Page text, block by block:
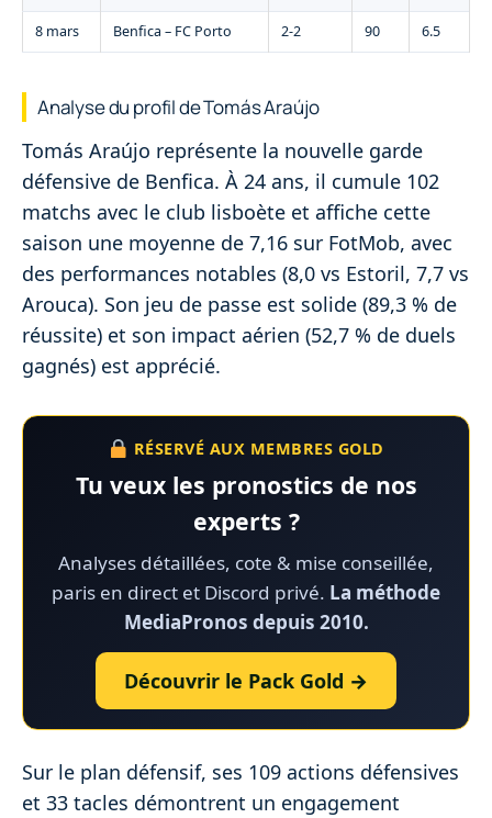
8 mars Benfica – FC Porto 2-2 90 6.5
Analyse du profil de Tomás Araújo
Tomás Araújo représente la nouvelle garde
défensive de Benfica. À 24 ans, il cumule 102
matchs avec le club lisboète et affiche cette
saison une moyenne de 7,16 sur FotMob, avec
des performances notables (8,0 vs Estoril, 7,7 vs
Arouca). Son jeu de passe est solide (89,3 % de
réussite) et son impact aérien (52,7 % de duels
gagnés) est apprécié.
RÉSERVÉ AUX MEMBRES GOLD
Tu veux les pronostics de nos
experts ?
Analyses détaillées, cote & mise conseillée,
paris en direct et Discord privé. La méthode
MediaPronos depuis 2010.
Découvrir le Pack Gold →
Sur le plan défensif, ses 109 actions défensives
et 33 tacles démontrent un engagement